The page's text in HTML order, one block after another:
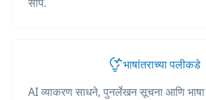
भाषांतराच्या पलीकडे
AI व्याकरण साधने, पुनर्लेखन सूचना आणि भाषा